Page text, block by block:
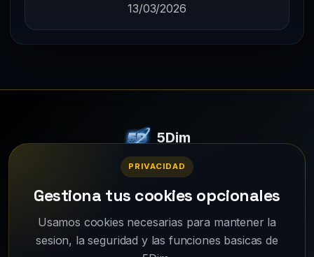
13/03/2026
5Dim
Un juego de simulación estratégica online multijugador.
Wiki Guías
¿Por qué 5Dim?
Changelog
Galeria de imagenes Soporte
PRIVACIDAD
Gestiona tus cookies opcionales
Usamos cookies necesarias para mantener la
sesion, la seguridad y las funciones basicas de